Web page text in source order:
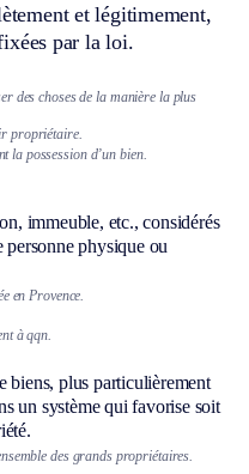
et légitimement,
par la loi.
des choses de la manière la plus
propriétaire.
la possession d’un bien.
immeuble, etc., considérés
personne physique ou
en Provence.
à qqn.
biens, plus particulièrement
un système qui favorise soit
des grands propriétaires.